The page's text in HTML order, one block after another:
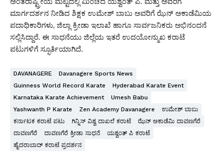
ಮಾರ್ಗದರ್ಶನ ನೀಡಿದ ಶಿಕ್ಷಕ ಉಮೇಶ್ ಬಾಬು ಅವರಿಗೆ ಝೆನ್ ಅಕಾಡೆಮಿಯ
ಪದಾಧಿಕಾರಿಗಳು, ಜಿಲ್ಲಾ ಕ್ರೀಡಾ ಇಲಾಖೆ ಹಾಗೂ ಸಾರ್ವಜನಿಕರು ಅಭಿನಂದನೆ
ಸಲ್ಲಿಸಿದ್ದಾರೆ. ಈ ಸಾಧನೆಯು ಜಿಲ್ಲೆಯ ಇತರೆ ಉದಯೋನ್ಮುಖ ಕರಾಟೆ
ಪಟುಗಳಿಗೆ ಸ್ಫೂರ್ತಿಯಾಗಿದೆ.
DAVANAGERE
Davanagere Sports News
Guinness World Record Karate
Hyderabad Karate Event
Karnataka Karate Achievement
Umesh Babu
Yashwanth P Karate
Zen Academy Davanagere
ಉಮೇಶ್ ಬಾಬು
ಕರ್ನಾಟಕ ಕರಾಟೆ ಪಟು
ಗಿನ್ನಿಸ್ ವಿಶ್ವ ದಾಖಲೆ ಕರಾಟೆ
ಝೆನ್ ಅಕಾಡೆಮಿ ದಾವಣಗೆರೆ
ದಾವಣಗೆರೆ
ದಾವಣಗೆರೆ ಕ್ರೀಡಾ ಸಾಧನೆ
ಯಶ್ವಂತ್ ಪಿ ಕರಾಟೆ
ಹೈದರಾಬಾದ್ ಕರಾಟೆ ಪ್ರದರ್ಶನ